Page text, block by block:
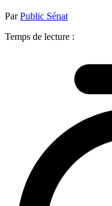
ParPublic Sénat
Temps de lecture :